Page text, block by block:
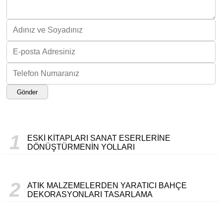
Gönder
1
ESKI KITAPLARI SANAT ESERLERINE
DÖNÜŞTÜRMENIN YOLLARI
2
ATIK MALZEMELERDEN YARATICI BAHÇE
DEKORASYONLARI TASARLAMA